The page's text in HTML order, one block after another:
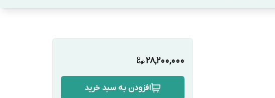
28,200,000
افزودن به سبد خرید